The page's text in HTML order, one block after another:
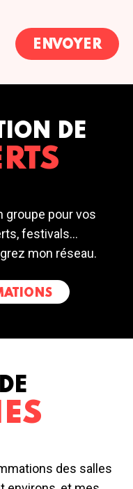
DE
groupe pour vos
festivals...
mon réseau.
des salles